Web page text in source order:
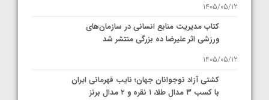
1405/05/12
کتاب مدیریت منابع انسانی در سازمان‌های
ورزشی اثر علیرضا ده بزرگی منتشر شد
1405/05/12
کشتی آزاد نوجوانان جهان؛ نایب قهرمانی ایران
با کسب ۳ مدال طلا، ۱ نقره و ۲ مدال برنز